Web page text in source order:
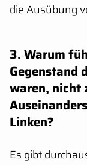
die Ausübung
3.Warum
Gegenstand
waren, nicht
Linken?
Es gibt